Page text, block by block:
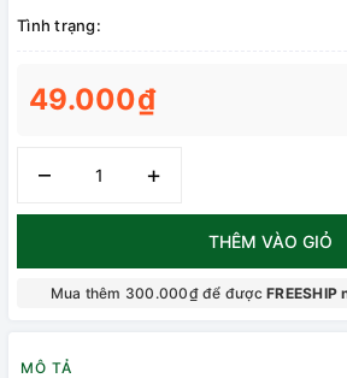
Tình trạng:
49.000₫
– +
THÊM VÀO GIỎ
Mua thêm 300.000₫ để được
MÔ TẢ